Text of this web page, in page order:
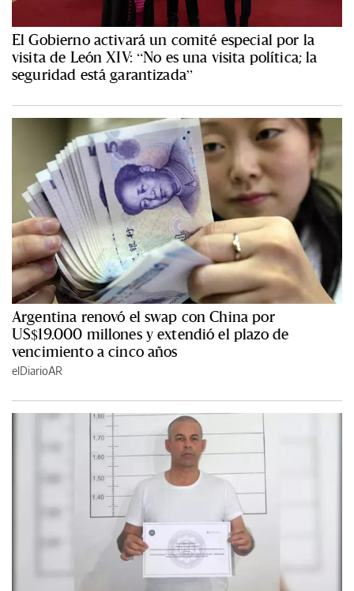
El Gobierno activará un comité especial por la
visita de León XIV: “No es una visita política; la
seguridad está garantizada”
Argentina renovó el swap con China por
US$19.000 millones y extendió el plazo de
vencimiento a cinco años
elDiarioAR